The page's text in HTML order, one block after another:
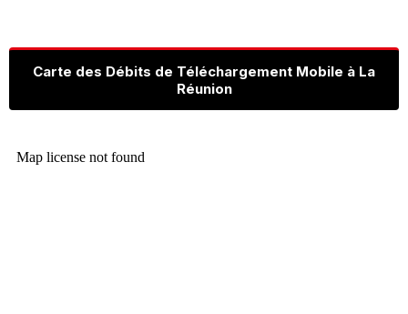
Carte des Débits de Téléchargement Mobile à La
Réunion